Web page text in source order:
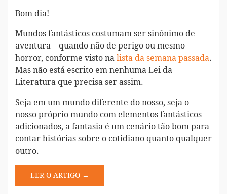
Bom dia!
Mundos fantásticos costumam ser sinônimo de
aventura – quando não de perigo ou mesmo
horror, conforme visto nalista da semana passada.
Mas não está escrito em nenhuma Lei da
Literatura que precisa ser assim.
Seja em um mundo diferente do nosso, seja o
nosso próprio mundo com elementos fantásticos
adicionados, a fantasia é um cenário tão bom para
contar histórias sobre o cotidiano quanto qualquer
outro.
LER O ARTIGO →